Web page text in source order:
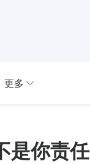
更多
是你责任